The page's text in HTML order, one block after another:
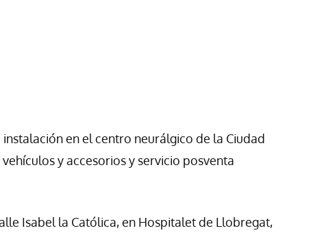
instalación en el centro neurálgico de la Ciudad
y accesorios y servicio posventa
Isabel la Católica, en Hospitalet de Llobregat,